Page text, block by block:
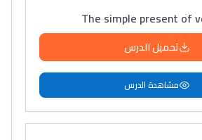
The simple present of
تحميل الدرس
مشاهدة الدرس